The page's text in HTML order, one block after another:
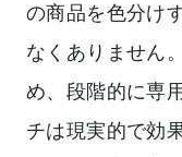
の商品を色分け
なくありません
め、段階的に専
チは現実的で効